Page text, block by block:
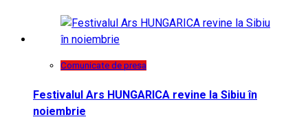
Comunicate de presa
Festivalul Ars HUNGARICA revine la Sibiu în
noiembrie